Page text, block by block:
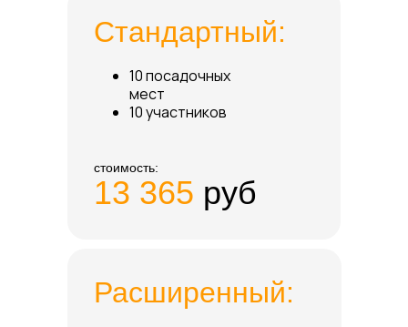
Расширенный:
10 посадочных
мест
10 участников
Стандартный:
13 365 руб
стоимость: